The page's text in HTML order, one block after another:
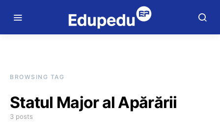
BROWSING TAG
Statul Major al Apărării
3 posts